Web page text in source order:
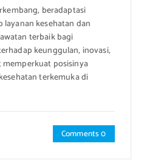
beradaptasi
kesehatan dan
terbaik bagi
keunggulan, inovasi,
memperkuat posisinya
terkemuka di
Comments 0